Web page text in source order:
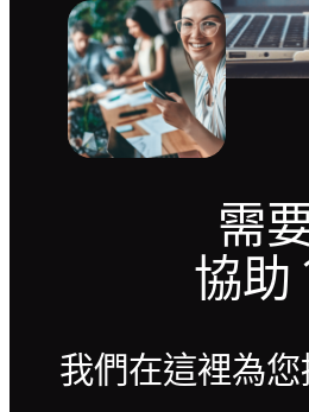
需
協助
我們在這裡為您